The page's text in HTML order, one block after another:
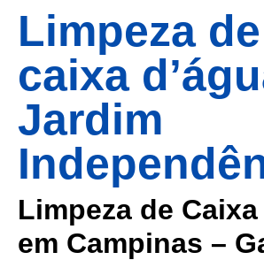
Limpeza de
caixa
Jardim
Limpeza de Caixa
em Campinas –